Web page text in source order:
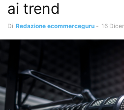
ai trend
Di Redazione ecommerceguru - 16